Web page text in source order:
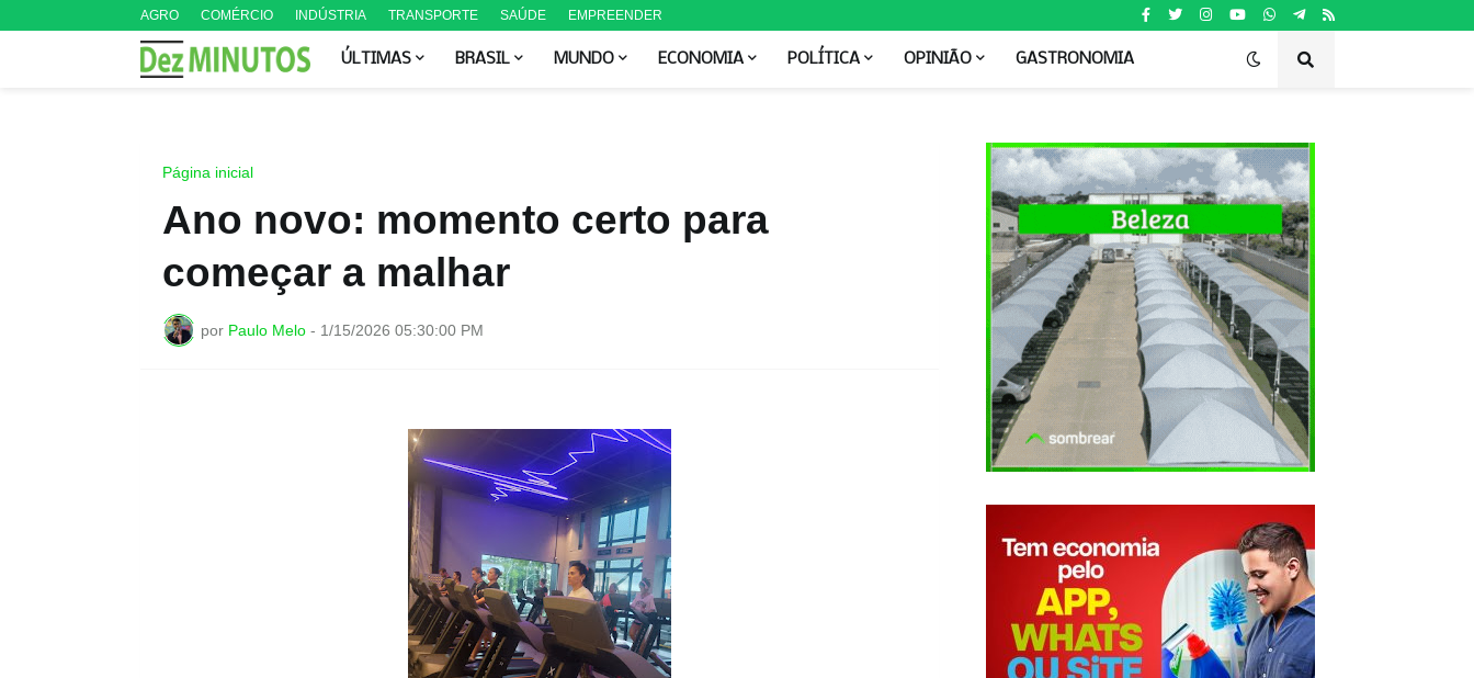
AGRO COMÉRCIO INDÚSTRIA TRANSPORTE SAÚDE EMPREENDER
ÚLTIMAS BRASIL MUNDO ECONOMIA POLÍTICA OPINIÃO GASTRONOMIA
Página inicial
Ano novo: momento certo para
começar a malhar
por Paulo Melo - 1/15/2026 05:30:00 PM